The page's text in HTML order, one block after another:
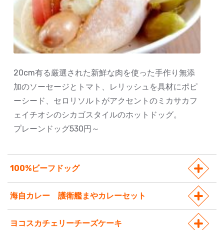
20cm有る厳選された新鮮な肉を使った手作り無添
加のソーセージとトマト、レリッシュを具材にポピ
ーシード、セロリソルトがアクセントのミカサカフ
ェイチオシのシカゴスタイルのホットドッグ。
プレーンドッグ530円～
100%ビーフドッグ
海自カレー 護衛艦まやカレーセット
ヨコスカチェリーチーズケーキ